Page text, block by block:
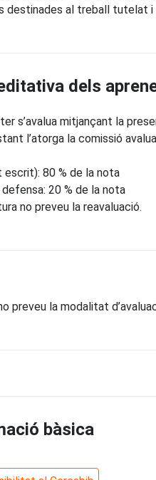
destinades al treball
dels
s’avalua mitjançant la
l’atorga la comissió
80 % de la nota
20 % de la nota
no preveu la reavaluació.
preveu la modalitat
bàsica